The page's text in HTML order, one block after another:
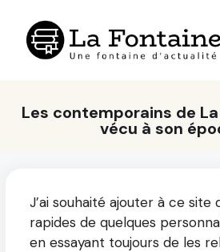
contenu
Les contemporains de
vécu à son
J’ai souhaité ajouter à ce site
rapides de quelques
en essayant toujours de les